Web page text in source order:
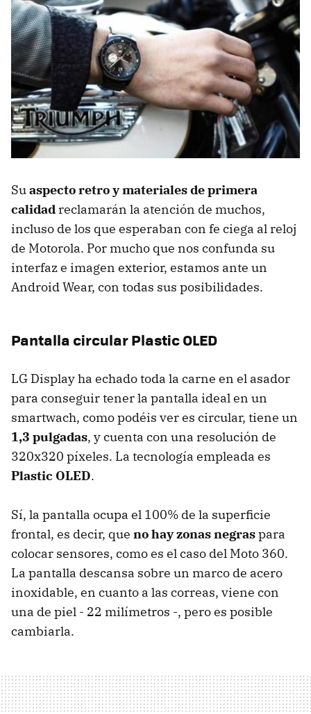
Suaspecto retro y materiales de primera
calidad reclamarán la atención de muchos,
incluso de los que esperaban con fe ciega al reloj
de Motorola. Por mucho que nos confunda su
interfaz e imagen exterior, estamos ante un
Android Wear, con todas sus posibilidades.
Pantalla circular Plastic OLED
LG Display ha echado toda la carne en el asador
para conseguir tener la pantalla ideal en un
smartwach, como podéis ver es circular, tiene un
1,3 pulgadas, y cuenta con una resolución de
320x320 píxeles. La tecnología empleada es
Plastic OLED.
Sí, la pantalla ocupa el 100% de la superficie
frontal, es decir, que no hay zonas negraspara
colocar sensores, como es el caso del Moto 360.
La pantalla descansa sobre un marco de acero
inoxidable, en cuanto a las correas, viene con
una de piel - 22 milímetros -, pero es posible
cambiarla.